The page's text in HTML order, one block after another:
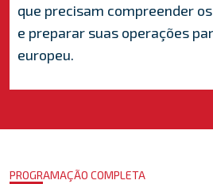
que precisam compreender
e preparar suas operações
europeu.
PROGRAMAÇÃO COMPLETA